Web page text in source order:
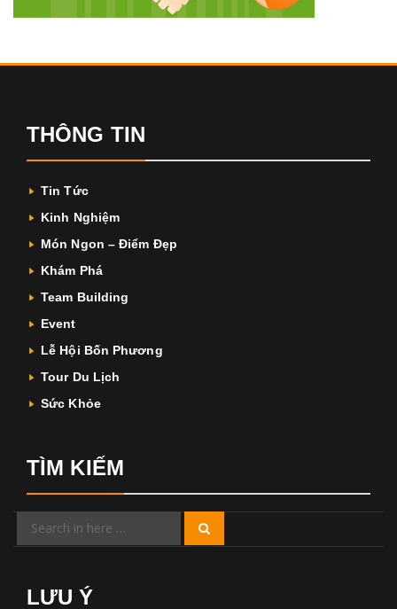
THÔNG TIN
Tin Tức
Kinh Nghiệm
Món Ngon – Điểm Đẹp
Khám Phá
Team Building
Event
Lễ Hội Bốn Phương
Tour Du Lịch
Sức Khỏe
TÌM KIẾM
Search
LƯU Ý